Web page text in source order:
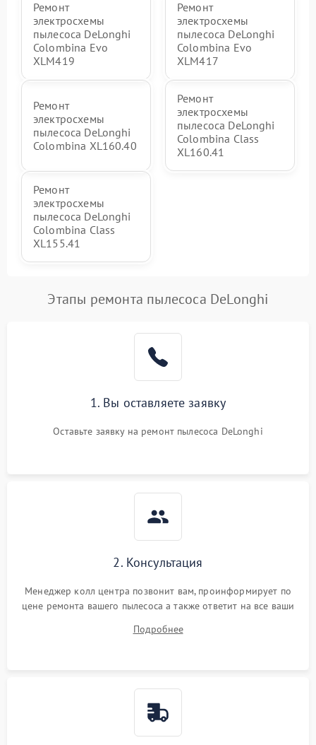
Ремонт
электросхемы
пылесоса DeLonghi
Colombina Evo
XLM419
Ремонт
электросхемы
пылесоса DeLonghi
Colombina Evo
XLM417
Ремонт
электросхемы
пылесоса DeLonghi
Colombina XL160.40
Ремонт
электросхемы
пылесоса DeLonghi
Colombina Class
XL160.41
Ремонт
электросхемы
пылесоса DeLonghi
Colombina Class
XL155.41
Этапы ремонта пылесоса DeLonghi
1. Вы оставляете заявку
Оставьте заявку на ремонт пылесоса DeLonghi
2. Консультация
Менеджер колл центра позвонит вам, проинформирует по
цене ремонта вашего пылесоса а также ответит на все ваши
Подробнее